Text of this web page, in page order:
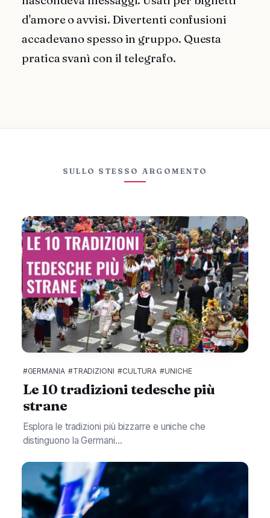
d'amore o avvisi. Divertenti confusioni
accadevano spesso in gruppo. Questa
pratica svanì con il telegrafo.
SULLO STESSO ARGOMENTO
#GERMANIA #TRADIZIONI #CULTURA #UNICHE
Le 10 tradizioni tedesche più
strane
Esplora le tradizioni più bizzarre e uniche che
distinguono la Germani...